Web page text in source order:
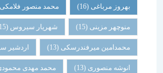
بهروز مرباغی (16) محمد منصور فلامکی (16)
منوچهر مزینی(15) شهریار سیروس(15)
محمدامین میرفندرسکی(13) اردشیر سیروس(13)
انوشه منصوری(13) محمد مهدی محمودی(13)